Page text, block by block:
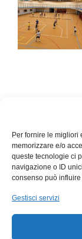
Per fornire le migliori
memorizzare e/o
queste tecnologie ci
navigazione o ID
consenso può
Gestisci servizi